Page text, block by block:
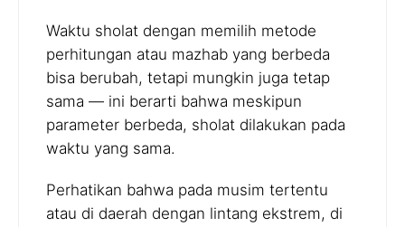
Waktu sholat dengan memilih metode
perhitungan atau mazhab yang berbeda
bisa berubah, tetapi mungkin juga tetap
sama — ini berarti bahwa meskipun
parameter berbeda, sholat dilakukan pada
waktu yang sama.
Perhatikan bahwa pada musim tertentu
atau di daerah dengan lintang ekstrem, di